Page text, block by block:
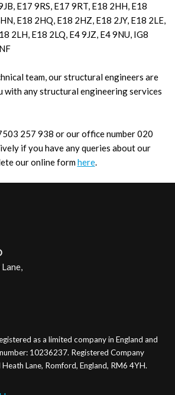
E17 9RS, E17 9RT, E18 2HH, E18
E18 2HQ, E18 2HZ, E18 2JY, E18 2LE,
2LH, E18 2LQ, E4 9JZ, E4 9NU, IG8
team, our structural engineers are
with any structural engineering services
257 938 or our office number 020
if you have any queries about our
our online formhere.
as a limited company in England and
10236237. Registered Company
Lane, Romford, England, RM6 4YH.